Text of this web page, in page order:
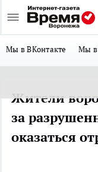
Мы в ВКонтакте Мы в
Жители
за
оказаться